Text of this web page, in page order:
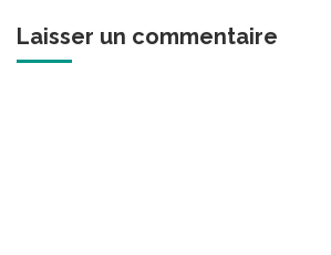
Laisser un commentaire